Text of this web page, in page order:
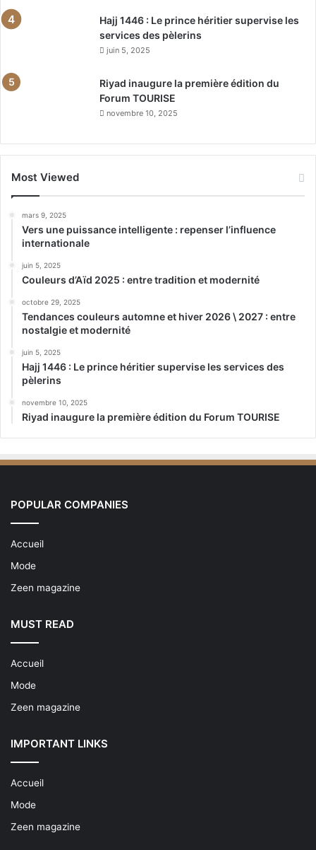
Hajj 1446 : Le prince héritier supervise les
services des pèlerins
juin 5, 2025
Riyad inaugure la première édition du
Forum TOURISE
novembre 10, 2025
Most Viewed
mars 9, 2025
Vers une puissance intelligente : repenser l’influence
internationale
juin 5, 2025
Couleurs d’Aïd 2025 : entre tradition et modernité
octobre 29, 2025
Tendances couleurs automne et hiver 2026 \ 2027 : entre
nostalgie et modernité
juin 5, 2025
Hajj 1446 : Le prince héritier supervise les services des
pèlerins
novembre 10, 2025
Riyad inaugure la première édition du Forum TOURISE
POPULAR COMPANIES
Accueil
Mode
Zeen magazine
MUST READ
Accueil
Mode
Zeen magazine
IMPORTANT LINKS
Accueil
Mode
Zeen magazine